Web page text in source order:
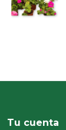
Tu cuenta